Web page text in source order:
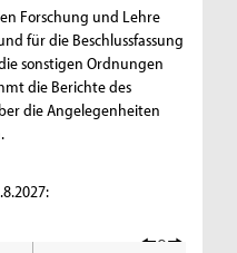
Forschung und Lehre
für die Beschlussfassung
sonstigen Ordnungen
die Berichte des
die Angelegenheiten